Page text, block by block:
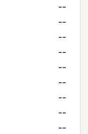
--
--
--
--
--
--
--
--
--